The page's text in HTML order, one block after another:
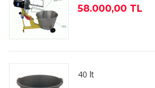
58.000,00 TL
40 lt